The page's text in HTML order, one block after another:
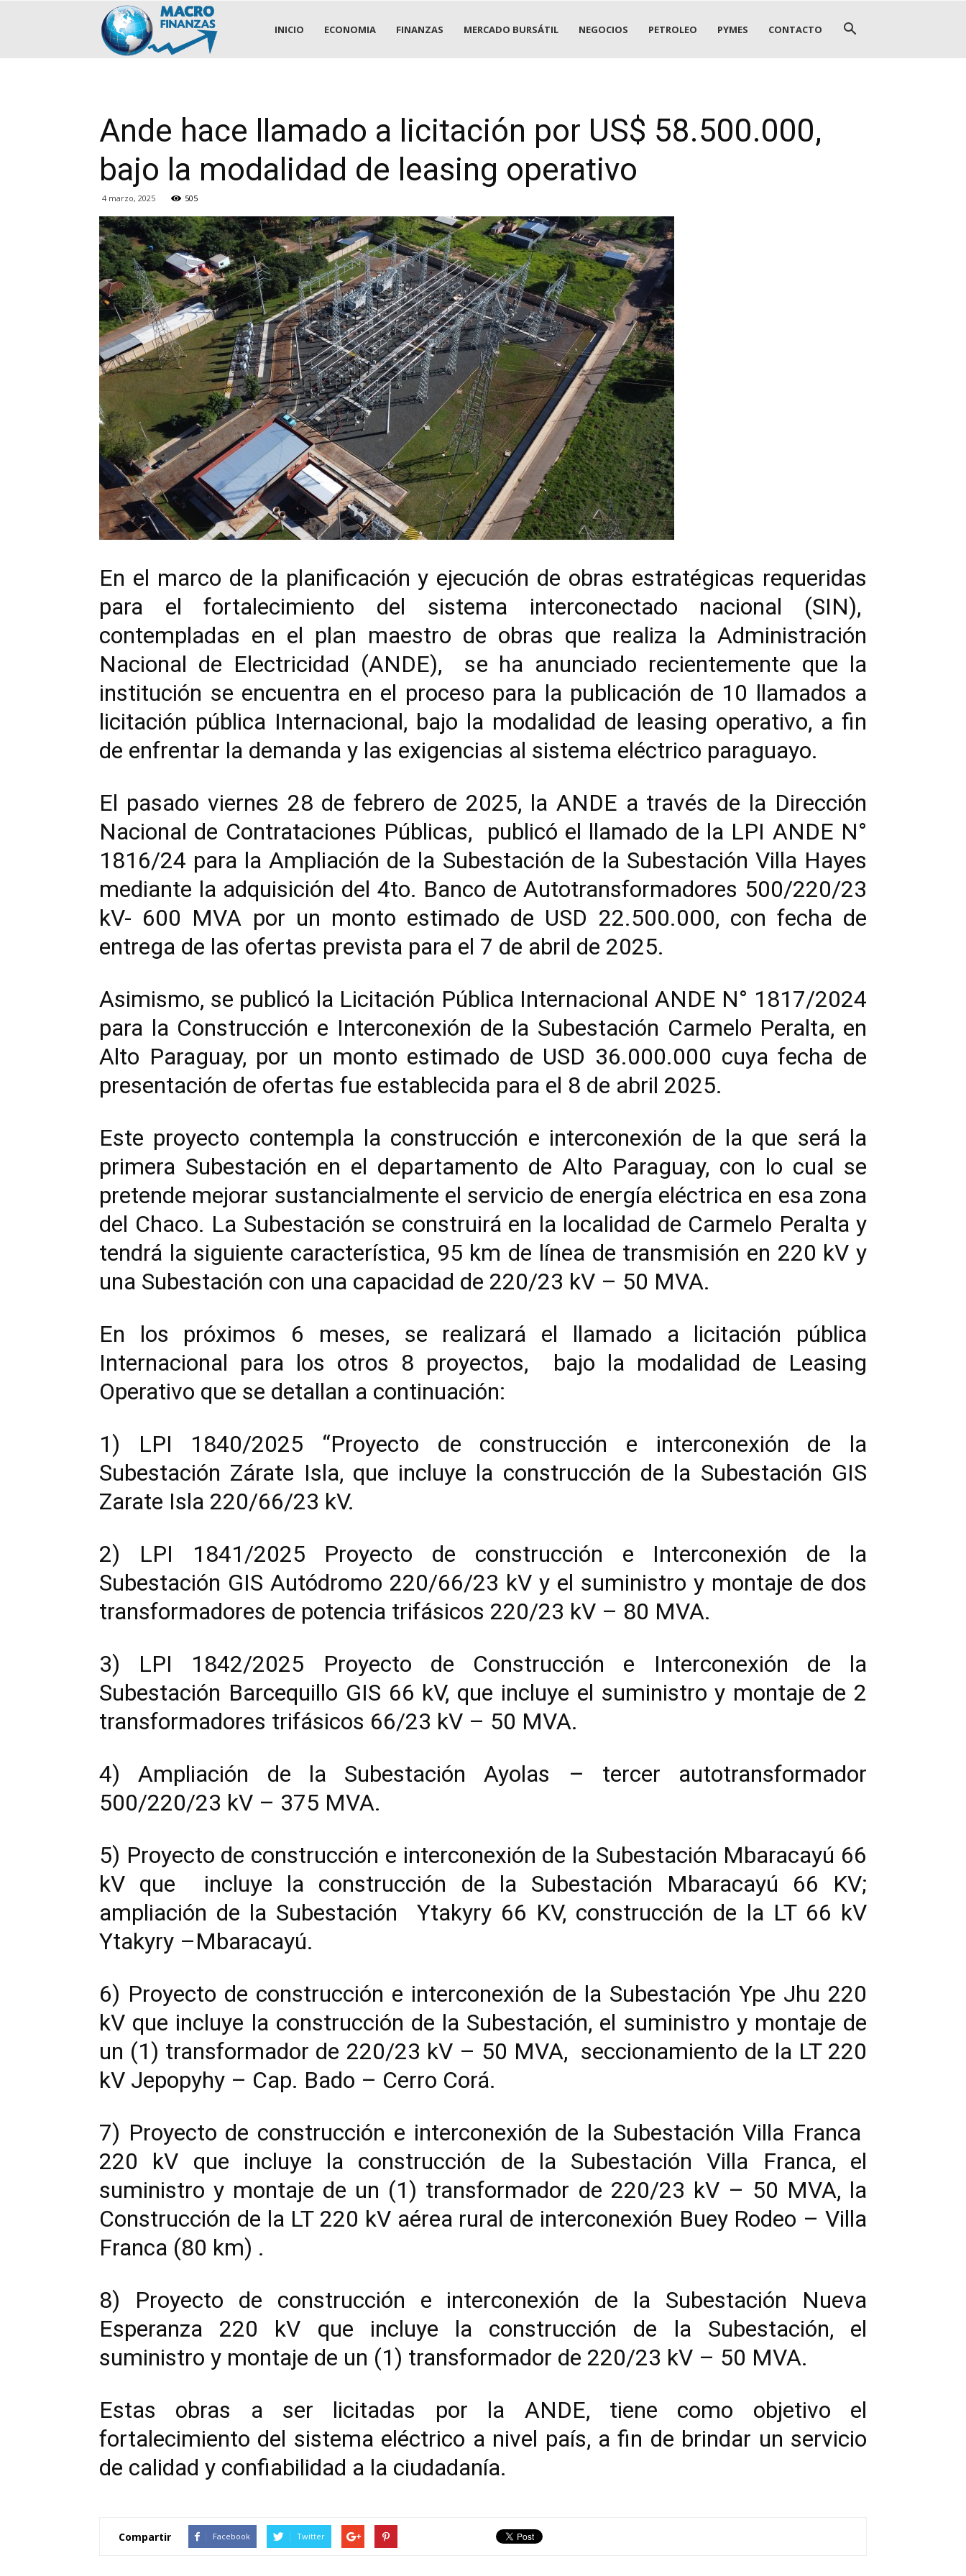
.::MACROFINANZAS::.
INICIO ECONOMIA FINANZAS MERCADO BURSÁTIL NEGOCIOS PETROLEO PYMES CONTACTO
Ande hace llamado a licitación por US$ 58.500.000,
bajo la modalidad de leasing operativo
4 marzo, 2025 505
En el marco de la planificación y ejecución de obras estratégicas requeridas
para el fortalecimiento del sistema interconectado nacional (SIN),
contempladas en el plan maestro de obras que realiza la Administración
Nacional de Electricidad (ANDE), se ha anunciado recientemente que la
institución se encuentra en el proceso para la publicación de 10 llamados a
licitación pública Internacional, bajo la modalidad de leasing operativo, a fin
de enfrentar la demanda y las exigencias al sistema eléctrico paraguayo.
El pasado viernes 28 de febrero de 2025, la ANDE a través de la Dirección
Nacional de Contrataciones Públicas, publicó el llamado de la LPI ANDE N°
1816/24 para la Ampliación de la Subestación de la Subestación Villa Hayes
mediante la adquisición del 4to. Banco de Autotransformadores 500/220/23
kV- 600 MVA por un monto estimado de USD 22.500.000, con fecha de
entrega de las ofertas prevista para el 7 de abril de 2025.
Asimismo, se publicó la Licitación Pública Internacional ANDE N° 1817/2024
para la Construcción e Interconexión de la Subestación Carmelo Peralta, en
Alto Paraguay, por un monto estimado de USD 36.000.000 cuya fecha de
presentación de ofertas fue establecida para el 8 de abril 2025.
Este proyecto contempla la construcción e interconexión de la que será la
primera Subestación en el departamento de Alto Paraguay, con lo cual se
pretende mejorar sustancialmente el servicio de energía eléctrica en esa zona
del Chaco. La Subestación se construirá en la localidad de Carmelo Peralta y
tendrá la siguiente característica, 95 km de línea de transmisión en 220 kV y
una Subestación con una capacidad de 220/23 kV – 50 MVA.
En los próximos 6 meses, se realizará el llamado a licitación pública
Internacional para los otros 8 proyectos, bajo la modalidad de Leasing
Operativo que se detallan a continuación:
1) LPI 1840/2025 “Proyecto de construcción e interconexión de la
Subestación Zárate Isla, que incluye la construcción de la Subestación GIS
Zarate Isla 220/66/23 kV.
2) LPI 1841/2025 Proyecto de construcción e Interconexión de la
Subestación GIS Autódromo 220/66/23 kV y el suministro y montaje de dos
transformadores de potencia trifásicos 220/23 kV – 80 MVA.
3) LPI 1842/2025 Proyecto de Construcción e Interconexión de la
Subestación Barcequillo GIS 66 kV, que incluye el suministro y montaje de 2
transformadores trifásicos 66/23 kV – 50 MVA.
4) Ampliación de la Subestación Ayolas – tercer autotransformador
500/220/23 kV – 375 MVA.
5) Proyecto de construcción e interconexión de la Subestación Mbaracayú 66
kV que incluye la construcción de la Subestación Mbaracayú 66 KV;
ampliación de la Subestación Ytakyry 66 KV, construcción de la LT 66 kV
Ytakyry –Mbaracayú.
6) Proyecto de construcción e interconexión de la Subestación Ype Jhu 220
kV que incluye la construcción de la Subestación, el suministro y montaje de
un (1) transformador de 220/23 kV – 50 MVA, seccionamiento de la LT 220
kV Jepopyhy – Cap. Bado – Cerro Corá.
7) Proyecto de construcción e interconexión de la Subestación Villa Franca
220 kV que incluye la construcción de la Subestación Villa Franca, el
suministro y montaje de un (1) transformador de 220/23 kV – 50 MVA, la
Construcción de la LT 220 kV aérea rural de interconexión Buey Rodeo – Villa
Franca (80 km) .
8) Proyecto de construcción e interconexión de la Subestación Nueva
Esperanza 220 kV que incluye la construcción de la Subestación, el
suministro y montaje de un (1) transformador de 220/23 kV – 50 MVA.
Estas obras a ser licitadas por la ANDE, tiene como objetivo el
fortalecimiento del sistema eléctrico a nivel país, a fin de brindar un servicio
de calidad y confiabilidad a la ciudadanía.
Compartir Facebook Twitter